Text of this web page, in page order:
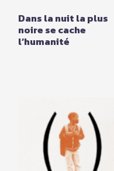
Dans la nuit la plus
noire se cache
l’humanité